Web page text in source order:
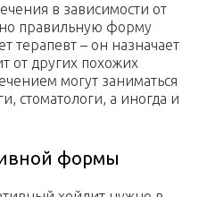
в зависимости от
правильную форму
терапевт – он назначает
от других похожих
могут заниматься
стоматологи, а иногда и
формы